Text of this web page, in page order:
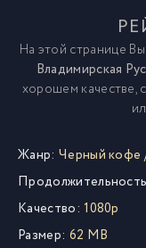
На этой странице
Владимирская
хорошем качестве,
Жанр: Черный кофе
Качество: 1080p
Размер: 62 MB